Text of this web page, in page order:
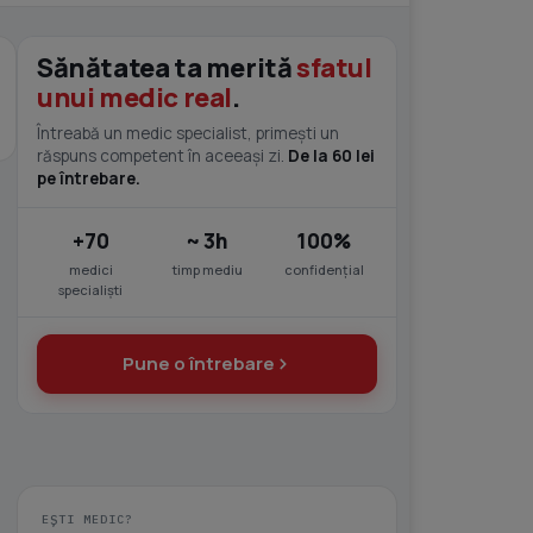
Sănătatea ta merităsfatul
unui medic real.
Întreabă un medic specialist, primești un
răspuns competent în aceeași zi. De la 60 lei
pe întrebare.
+70
medici
specialiști
~ 3h
timp mediu
100%
confidențial
Pune o întrebare
EȘTI MEDIC?